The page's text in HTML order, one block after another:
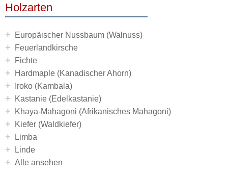
Holzarten
+ Europäischer Nussbaum (Walnuss)
+ Feuerlandkirsche
+ Fichte
+ Hardmaple (Kanadischer Ahorn)
+ Iroko (Kambala)
+ Kastanie (Edelkastanie)
+ Khaya-Mahagoni (Afrikanisches Mahagoni)
+ Kiefer (Waldkiefer)
+ Limba
+ Linde
+ Alle ansehen